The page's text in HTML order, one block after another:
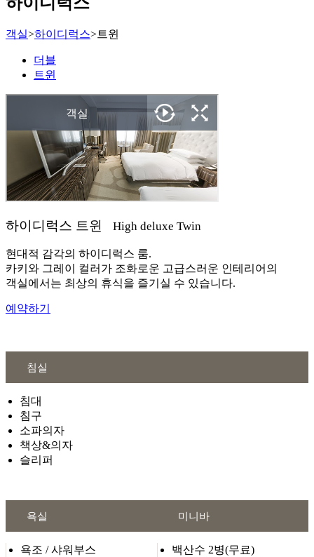
객실>하이디럭스>트윈
더블
트윈
하이디럭스 트윈 High deluxe Twin
현대적 감각의 하이디럭스 룸.
카키와 그레이 컬러가 조화로운 고급스러운 인테리어의
객실에서는 최상의 휴식을 즐기실 수 있습니다.
예약하기
침실
침대
침구
소파의자
책상&의자
슬리퍼
욕실
욕조 / 샤워부스
미니바
백산수 2병(무료)